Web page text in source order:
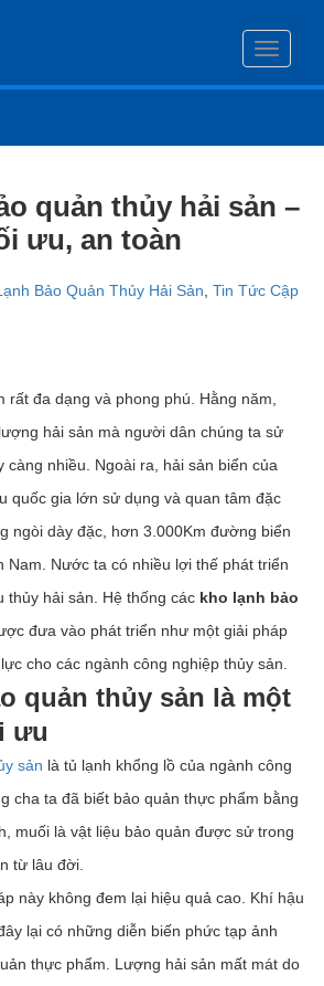
Toggle
quản thủy hải sản –
ưu, an toàn
Bảo Quản Thủy Hải Sản Tin Tức Cập
rất đa dạng và phong phú. Hằng năm,
hải sản mà người dân chúng ta sử
càng nhiều. Ngoài ra, hải sản biển của
quốc gia lớn sử dụng và quan tâm đặc
ngòi dày đặc, hơn 3.000Km đường biển
Nam. Nước ta có nhiều lợi thế phát triển
thủy hải sản. Hệ thống các kho lạnh bảo
đưa vào phát triển như một giải pháp
cho các ngành công nghiệp thủy sản.
quản thủy sản là một
ưu
sản là tủ lạnh khổng lồ của ngành công
cha ta đã biết bảo quản thực phẩm bằng
muối là vật liệu bảo quản được sử trong
từ lâu đời.
này không đem lại hiệu quả cao. Khí hậu
lại có những diễn biến phức tạp ảnh
thực phẩm. Lượng hải sản mất mát do